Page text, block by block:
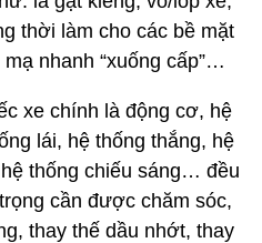
thời làm cho các bề mặt
nhanh “xuống cấp”…
xe chính là động cơ, hệ
lái, hệ thống thắng, hệ
thống chiếu sáng… đều
cần được chăm sóc,
thay thế dầu nhớt, thay